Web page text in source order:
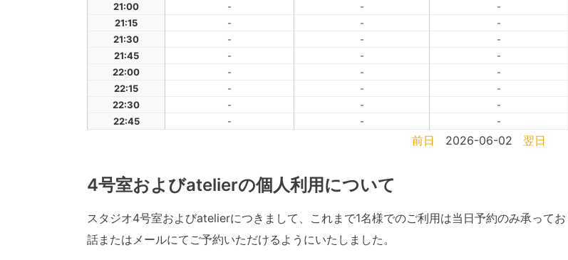
21:00
- - -
21:15
- - -
21:30
- - -
21:45
- - -
22:00
- - -
22:15
- - -
22:30
- - -
22:45
- - -
前日 2026-06-02 翌日
4号室およびatelierの個人利用について
スタジオ4号室およびatelierにつきまして、これまで1名様でのご利用は当日予約のみ承って
話またはメールにてご予約いただけるようにいたしました。